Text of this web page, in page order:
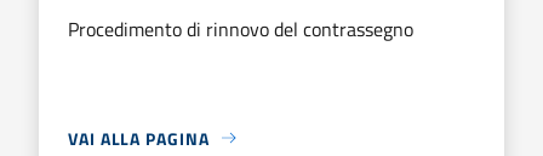
Procedimento di rinnovo del contrassegno
VAI ALLA PAGINA